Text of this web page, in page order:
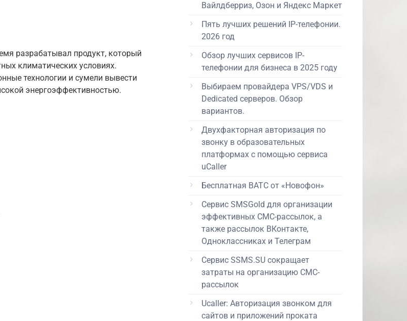
разрабатывал продукт, который
климатических условиях.
технологии и сумели вывести
энергоэффективностью.
Вайлдберриз, Озон и Яндекс Маркет
Пять лучших решений IP-телефонии.
2026 год
Обзор лучших сервисов IP-
телефонии для бизнеса в 2025 году
Выбираем провайдера VPS/VDS и
Dedicated серверов. Обзор
вариантов.
Двухфакторная авторизация по
звонку в образовательных
платформах с помощью сервиса
uCaller
Бесплатная ВАТС от «Новофон»
Сервис SMSGold для организации
эффективных СМС-рассылок, а
также рассылок ВКонтакте,
Одноклассниках и Телеграм
Сервис SSMS.SU сокращает
затраты на организацию СМС-
рассылок
Ucaller: Авторизация звонком для
сайтов и приложений проката